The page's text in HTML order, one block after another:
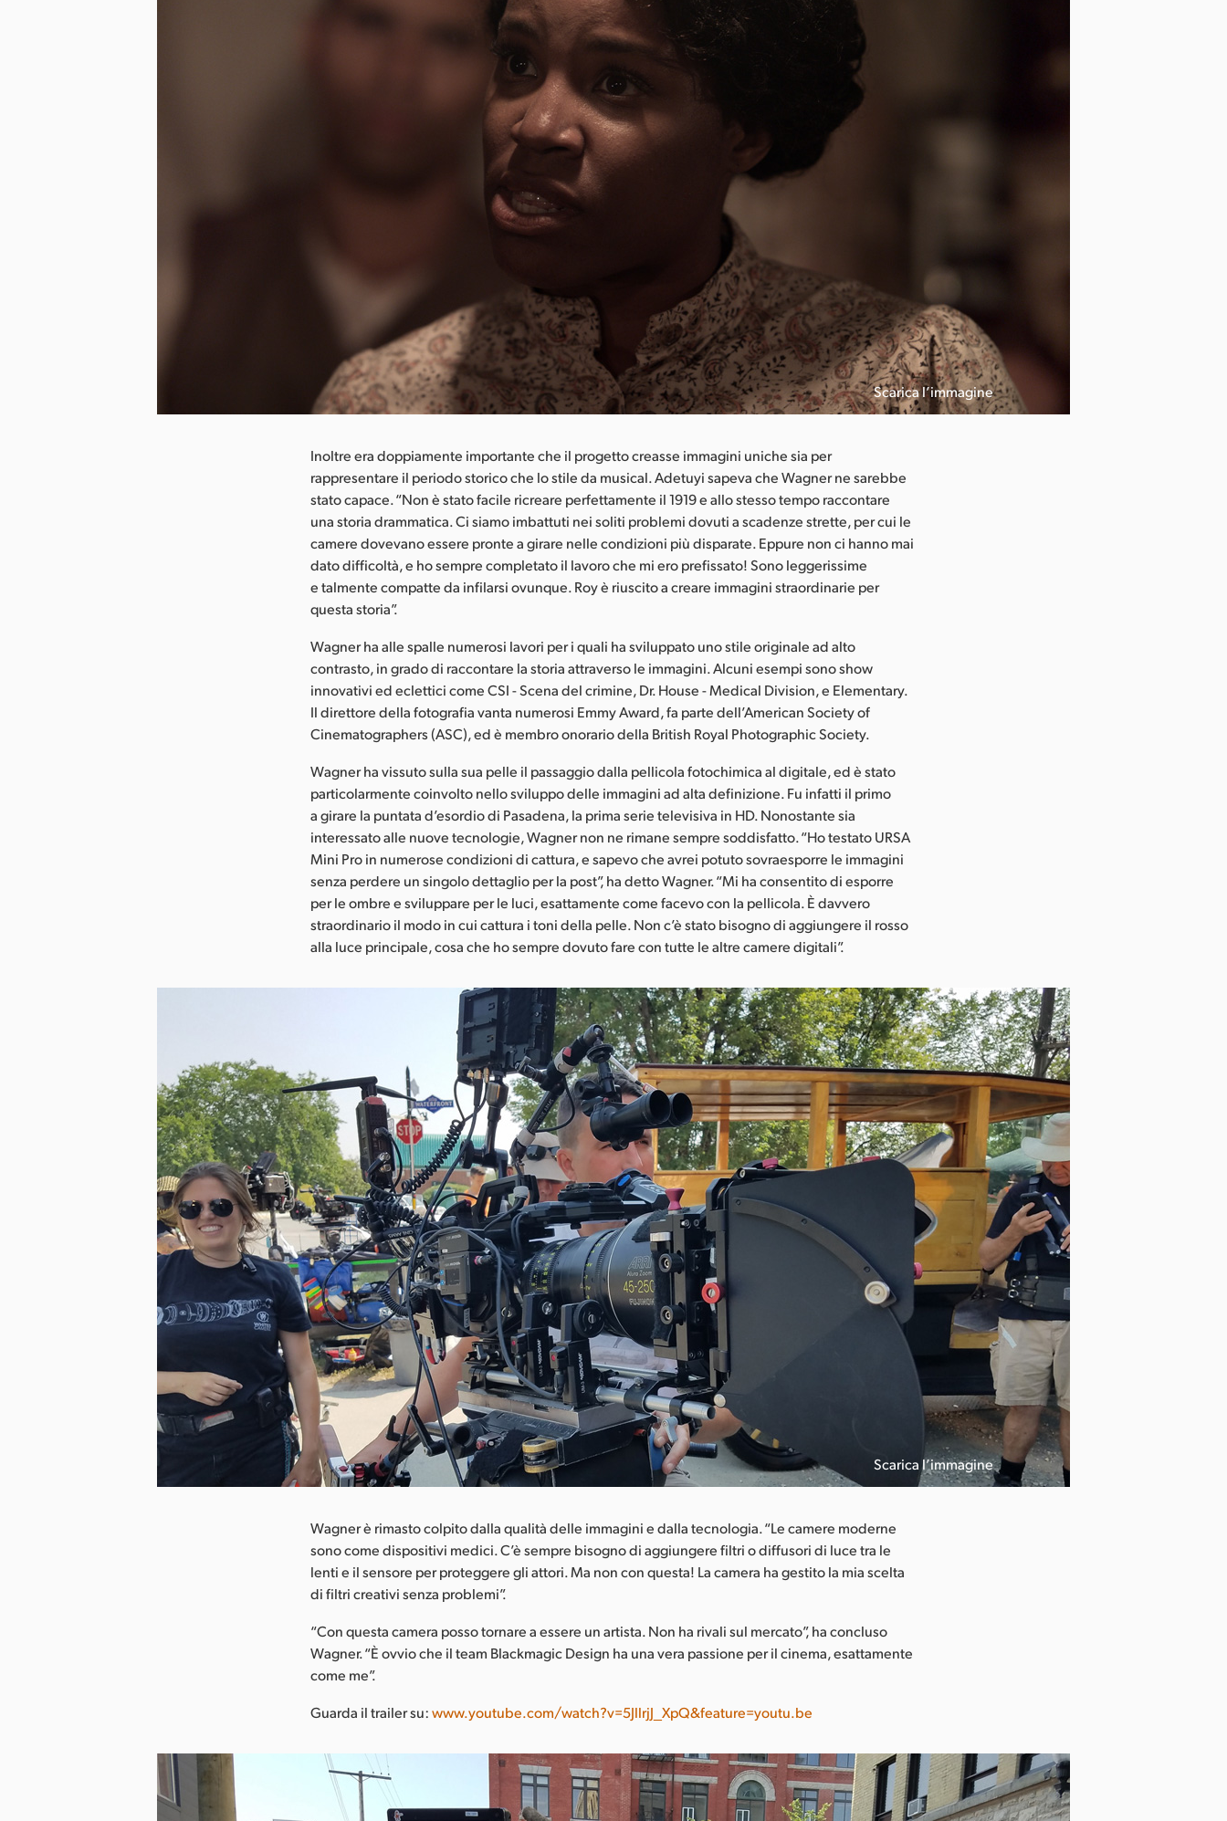
Scarica l’immagine
Inoltre era doppiamente importante che il progetto creasse immagini uniche sia per
rappresentare il periodo storico che lo stile da musical. Adetuyi sapeva che Wagner ne sarebbe
stato capace. “Non è stato facile ricreare perfettamente il 1919 e allo stesso tempo raccontare
una storia drammatica. Ci siamo imbattuti nei soliti problemi dovuti a scadenze strette, per cui le
camere dovevano essere pronte a girare nelle condizioni più disparate. Eppure non ci hanno mai
dato difficoltà, e ho sempre completato il lavoro che mi ero prefissato! Sono leggerissime
e talmente compatte da infilarsi ovunque. Roy è riuscito a creare immagini straordinarie per
questa storia”.
Wagner ha alle spalle numerosi lavori per i quali ha sviluppato uno stile originale ad alto
contrasto, in grado di raccontare la storia attraverso le immagini. Alcuni esempi sono show
innovativi ed eclettici come CSI - Scena del crimine, Dr. House - Medical Division, e Elementary.
Il direttore della fotografia vanta numerosi Emmy Award, fa parte dell’American Society of
Cinematographers (ASC), ed è membro onorario della British Royal Photographic Society.
Wagner ha vissuto sulla sua pelle il passaggio dalla pellicola fotochimica al digitale, ed è stato
particolarmente coinvolto nello sviluppo delle immagini ad alta definizione. Fu infatti il primo
a girare la puntata d’esordio di Pasadena, la prima serie televisiva in HD. Nonostante sia
interessato alle nuove tecnologie, Wagner non ne rimane sempre soddisfatto. “Ho testato URSA
Mini Pro in numerose condizioni di cattura, e sapevo che avrei potuto sovraesporre le immagini
senza perdere un singolo dettaglio per la post”, ha detto Wagner. “Mi ha consentito di esporre
per le ombre e sviluppare per le luci, esattamente come facevo con la pellicola. È davvero
straordinario il modo in cui cattura i toni della pelle. Non c’è stato bisogno di aggiungere il rosso
alla luce principale, cosa che ho sempre dovuto fare con tutte le altre camere digitali”.
Scarica l’immagine
Wagner è rimasto colpito dalla qualità delle immagini e dalla tecnologia. “Le camere moderne
sono come dispositivi medici. C’è sempre bisogno di aggiungere filtri o diffusori di luce tra le
lenti e il sensore per proteggere gli attori. Ma non con questa! La camera ha gestito la mia scelta
di filtri creativi senza problemi”.
“Con questa camera posso tornare a essere un artista. Non ha rivali sul mercato”, ha concluso
Wagner. “È ovvio che il team Blackmagic Design ha una vera passione per il cinema, esattamente
come me”.
Guarda il trailer su:www.youtube.com/watch?v=5JllrjJ_XpQ&feature=youtu.be